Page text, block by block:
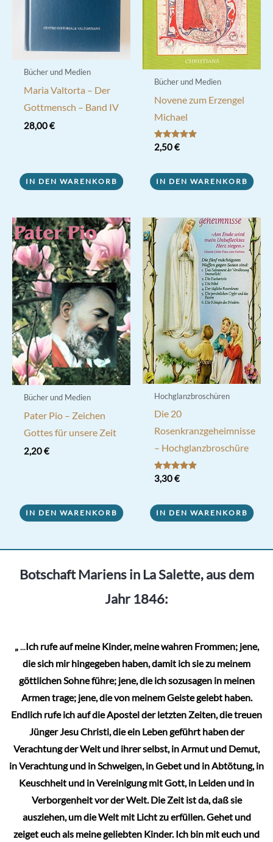
Bücher und Medien
Maria Valtorta – Der
Gottmensch – Band IV
28,00€
IN DEN WARENKORB
Bücher und Medien
Novene zum Erzengel
Michael
Bewertet mit
5.00
2,50€
IN DEN WARENKORB
Bücher und Medien
Pater Pio – Zeichen
Gottes für unsere Zeit
2,20€
IN DEN WARENKORB
Hochglanzbroschüren
Die 20
Rosenkranzgeheimnisse
– Hochglanzbroschüre
Bewertet mit
5.00
3,30€
IN DEN WARENKORB
Botschaft Mariens in La Salette, aus dem
Jahr 1846:
„... Ich rufe auf meine Kinder, meine wahren Frommen; jene,
die sich mir hingegeben haben, damit ich sie zu meinem
göttlichen Sohne führe; jene, die ich sozusagen in meinen
Armen trage; jene, die von meinem Geiste gelebt haben.
Endlich rufe ich auf die Apostel der letzten Zeiten, die treuen
Jünger Jesu Christi, die ein Leben geführt haben der
Verachtung der Welt und ihrer selbst, in Armut und Demut,
in Verachtung und in Schweigen, in Gebet und in Abtötung, in
Keuschheit und in Vereinigung mit Gott, in Leiden und in
Verborgenheit vor der Welt. Die Zeit ist da, daß sie
ausziehen, um die Welt mit Licht zu erfüllen. Gehet und
zeiget euch als meine geliebten Kinder. Ich bin mit euch und